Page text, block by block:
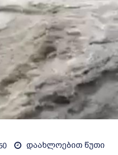
დაახლოებით წუთი